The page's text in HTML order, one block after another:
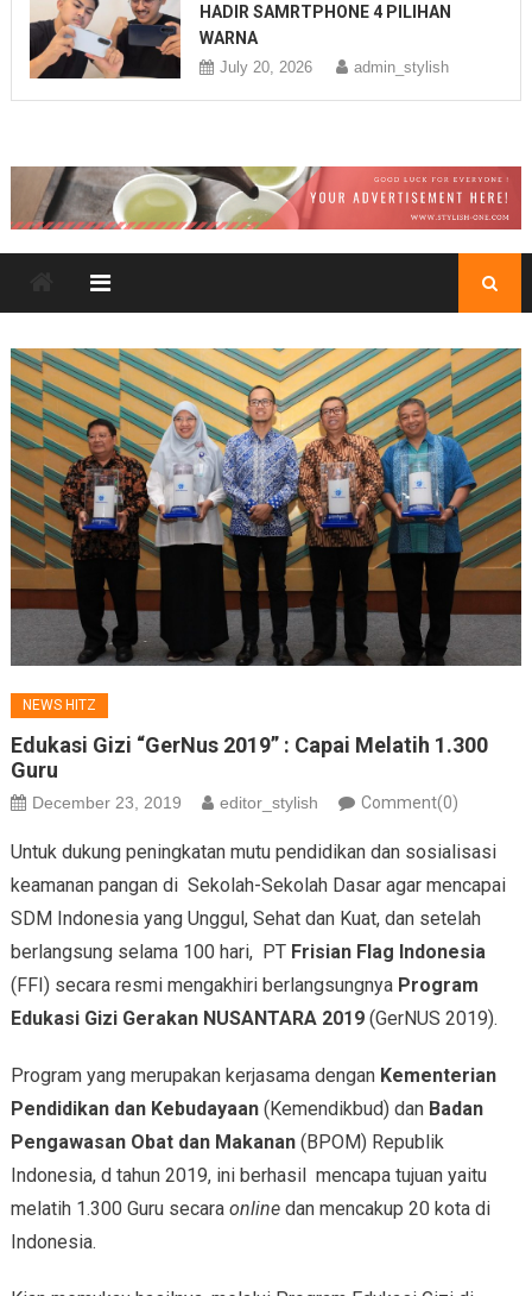
HADIR SAMRTPHONE 4 PILIHAN
WARNA
July 20, 2026 admin_stylish
NEWS HITZ
Edukasi Gizi “GerNus 2019” : Capai Melatih 1.300
Guru
December 23, 2019 editor_stylish Comment(0)
Untuk dukung peningkatan mutu pendidikan dan sosialisasi
keamanan pangan di Sekolah-Sekolah Dasar agar mencapai
SDM Indonesia yang Unggul, Sehat dan Kuat, dan setelah
berlangsung selama 100 hari, PT Frisian Flag Indonesia
(FFI) secara resmi mengakhiri berlangsungnya Program
Edukasi Gizi Gerakan NUSANTARA 2019(GerNUS 2019).
Program yang merupakan kerjasama dengan Kementerian
Pendidikan dan Kebudayaan(Kemendikbud) dan Badan
Pengawasan Obat dan Makanan(BPOM) Republik
Indonesia, d tahun 2019, ini berhasil mencapa tujuan yaitu
melatih 1.300 Guru secaraonlinedan mencakup 20 kota di
Indonesia.